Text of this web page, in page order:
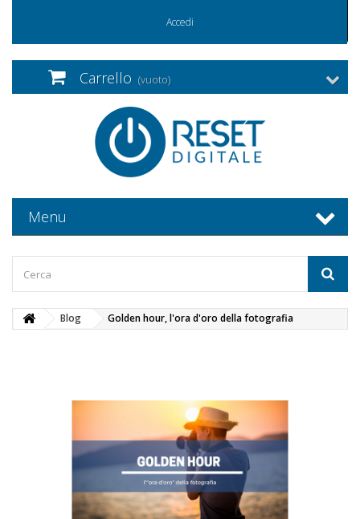
Accedi
Carrello (vuoto)
Menu
Blog Golden hour, l'ora d'oro della fotografia